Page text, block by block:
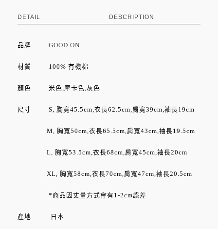
DETAIL DESCRIPTION
品牌 GOOD ON
材質 100% 有機棉
顏色 米色,摩卡色,灰色
尺寸 S, 胸寬45.5cm,衣長62.5cm,肩寬39cm,袖長19cm
M, 胸寬50cm,衣長65.5cm,肩寬43cm,袖長19.5cm
L, 胸寬53.5cm,衣長68cm,肩寬45cm,袖長20cm
XL, 胸寬58cm,衣長70cm,肩寬47cm,袖長20.5cm
*商品因丈量方式會有1-2cm誤差
產地 日本